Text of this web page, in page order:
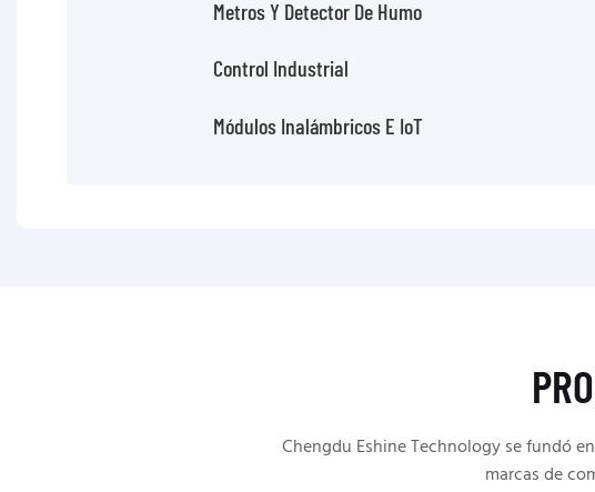
Metros Y Detector De Humo
Control Industrial
Módulos Inalámbricos E IoT
Chengdu Eshine Technology se fundó
marcas de